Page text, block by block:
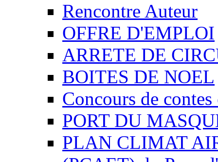
Rencontre Auteur
OFFRE D'EMPLOI
ARRETE DE
BOITES DE NOEL
Concours de
PORT DU
PLAN CLIMAT